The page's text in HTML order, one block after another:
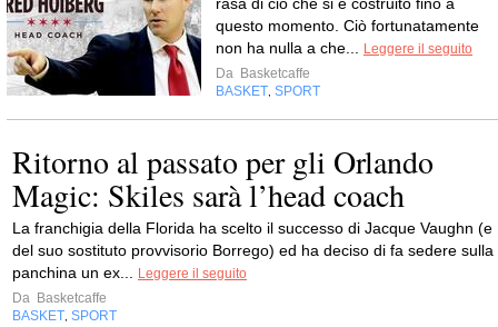
questo momento. Ciò fortunatamente
non ha nulla a che...
Leggere il seguito
Da Basketcaffe
BASKET SPORT
Ritorno al passato per gli Orlando
Magic: Skiles sarà l’head coach
La franchigia della Florida ha scelto il successo di Jacque Vaughn (e
del suo sostituto provvisorio Borrego) ed ha deciso di fa sedere sulla
panchina un ex...
Leggere il seguito
Da Basketcaffe
BASKET SPORT